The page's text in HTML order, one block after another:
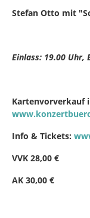
Stefan Otto mit
Einlass: 19.00 Uhr,
Kartenvorverkauf
Info & Tickets:
VVK 28,00 €
AK 30,00 €